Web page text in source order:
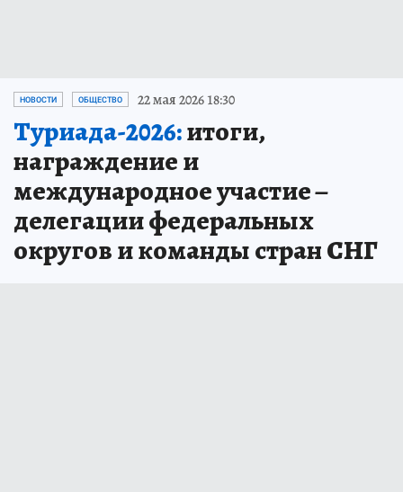
НОВОСТИ ОБЩЕСТВО 22 мая 2026 18:30
Туриада-2026:итоги,
награждение и
международное участие –
делегации федеральных
округов и команды стран СНГ